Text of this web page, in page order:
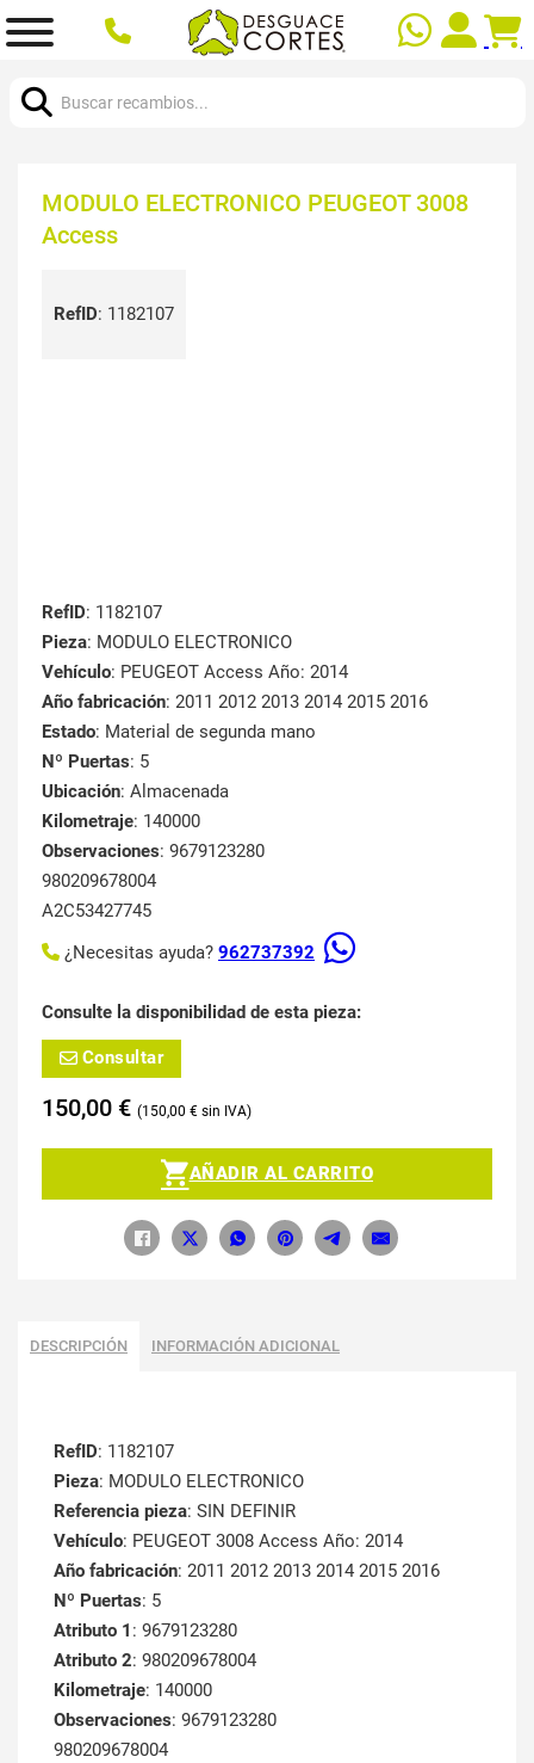
MODULO ELECTRONICO PEUGEOT 3008
Access
RefID: 1182107
RefID: 1182107
Pieza: MODULO ELECTRONICO
Vehículo: PEUGEOT Access Año: 2014
Año fabricación: 2011 2012 2013 2014 2015 2016
Estado: Material de segunda mano
Nº Puertas: 5
Ubicación: Almacenada
Kilometraje: 140000
Observaciones: 9679123280
980209678004
A2C53427745
¿Necesitas ayuda? 962737392
Consulte la disponibilidad de esta pieza:
Consultar
150,00 € 150,00 €
AÑADIR AL CARRITO
DESCRIPCIÓN INFORMACIÓN ADICIONAL
RefID: 1182107
Pieza: MODULO ELECTRONICO
Referencia pieza: SIN DEFINIR
Vehículo: PEUGEOT 3008 Access Año: 2014
Año fabricación: 2011 2012 2013 2014 2015 2016
Nº Puertas: 5
Atributo 1 : 9679123280
Atributo 2: 980209678004
Kilometraje: 140000
Observaciones: 9679123280
980209678004